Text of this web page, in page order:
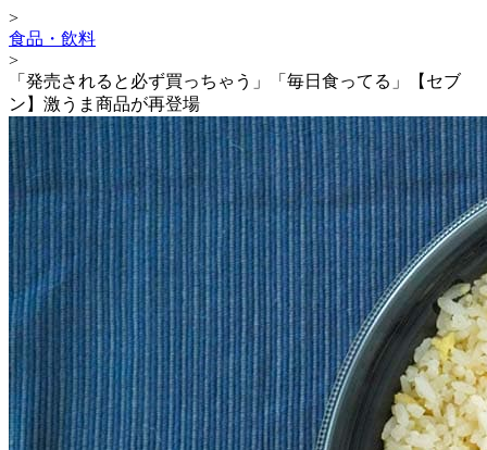
>
食品・飲料
>
「発売されると必ず買っちゃう」「毎日食ってる」【セブ
ン】激うま商品が再登場